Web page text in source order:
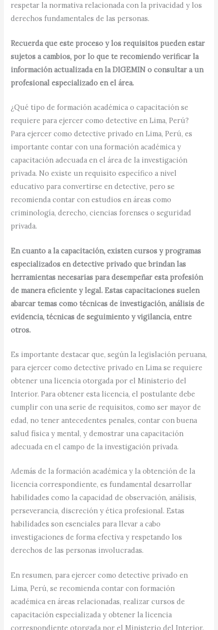
respetar la normativa relacionada con la privacidad y los
derechos fundamentales de las personas.
Recuerda que este proceso y los requisitos pueden estar
sujetos a cambios, por lo que te recomiendo verificar la
información actualizada en la DIGEMIN o consultar a un
profesional especializado en el área.
¿Qué tipo de formación académica o capacitación se
requiere para ejercer como detective en Lima, Perú?
Para ejercer como detective privado en Lima, Perú, es
importante contar con una formación académica y
capacitación adecuada en el área de la investigación
privada. No existe un requisito específico a nivel
educativo para convertirse en detective, pero se
recomienda contar con estudios en áreas como
criminología, derecho, ciencias forenses o seguridad
privada.
En cuanto a la capacitación, existen cursos y programas
especializados en detective privado que brindan las
herramientas necesarias para desempeñar esta profesión
de manera eficiente y legal. Estas capacitaciones suelen
abarcar temas como técnicas de investigación, análisis de
evidencia, técnicas de seguimiento y vigilancia, entre
otros.
Es importante destacar que, según la legislación peruana,
para ejercer como detective privado en Lima se requiere
obtener una licencia otorgada por el Ministerio del
Interior. Para obtener esta licencia, el postulante debe
cumplir con una serie de requisitos, como ser mayor de
edad, no tener antecedentes penales, contar con buena
salud física y mental, y demostrar una capacitación
adecuada en el campo de la investigación privada.
Además de la formación académica y la obtención de la
licencia correspondiente, es fundamental desarrollar
habilidades como la capacidad de observación, análisis,
perseverancia, discreción y ética profesional. Estas
habilidades son esenciales para llevar a cabo
investigaciones de forma efectiva y respetando los
derechos de las personas involucradas.
En resumen, para ejercer como detective privado en
Lima, Perú, se recomienda contar con formación
académica en áreas relacionadas, realizar cursos de
capacitación especializada y obtener la licencia
correspondiente otorgada por el Ministerio del Interior.